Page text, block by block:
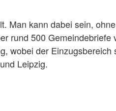
Man kann dabei sein,
rund 500 Gemeindebriefe
wobei der Einzugsbereich
Leipzig.